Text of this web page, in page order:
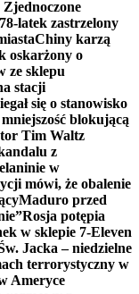
Zjednoczone
latek zastrzelony
Chiny karzą
oskarżony o
ze sklepu
stacji
się o stanowisko
blokującą
Tim Waltz
z
w
mówi, że obalenie
Maduro przed
Rosja potępia
w sklepie 7-Eleven
Jacka – niedzielne
terrorystyczny w
Ameryce